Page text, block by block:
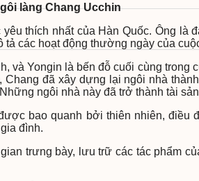
làng Chang Ucchin
thích nhất của Hàn Quốc. Ông là
các hoạt động thường ngày của
và Yongin là bến đỗ cuối cùng
đã xây dựng lại ngôi nhà
ngôi nhà này đã trở thành tài
bao quanh bởi thiên nhiên,
đình.
trưng bày, lưu trữ các tác phẩm